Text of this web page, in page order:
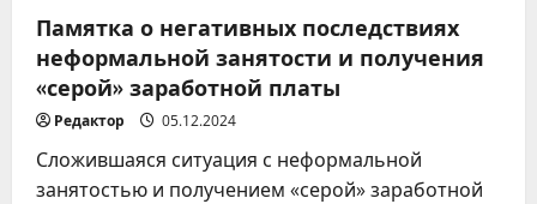
Памятка о негативных последствиях
неформальной занятости и получения
«серой» заработной платы
Редактор 05.12.2024
Сложившаяся ситуация с неформальной
занятостью и получением «серой» заработной